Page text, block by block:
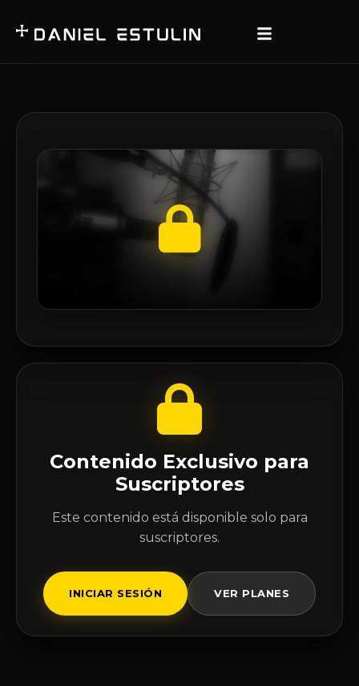
Contenido Exclusivo para
Suscriptores
Este contenido está disponible solo para
suscriptores.
INICIAR SESIÓN VER PLANES